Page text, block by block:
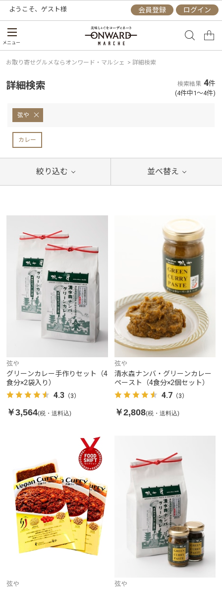
ようこそ、 ゲスト様 会員登録 ログイン
メニュー
お取り寄せグルメならオンワード・マルシェ > 詳細検索
詳細検索 検索結果 4件
(4件中1～4件)
弦や
カレー
絞り込む 並べ替え
弦や
グリーンカレー手作りセット（4
食分×2袋入り）
4.3 （3）
￥3,564(税・送料込)
弦や
清水森ナンバ・グリーンカレー
ペースト（4食分×2個セット）
4.7 （3）
￥2,808(税・送料込)
弦や 弦や